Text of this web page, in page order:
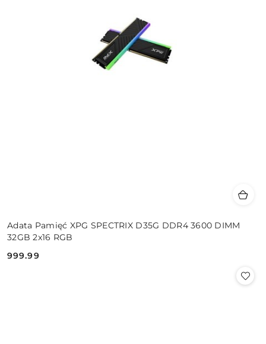
Adata Pamięć XPG SPECTRIX D35G DDR4 3600 DIMM
32GB 2x16 RGB
Cena:
999.99